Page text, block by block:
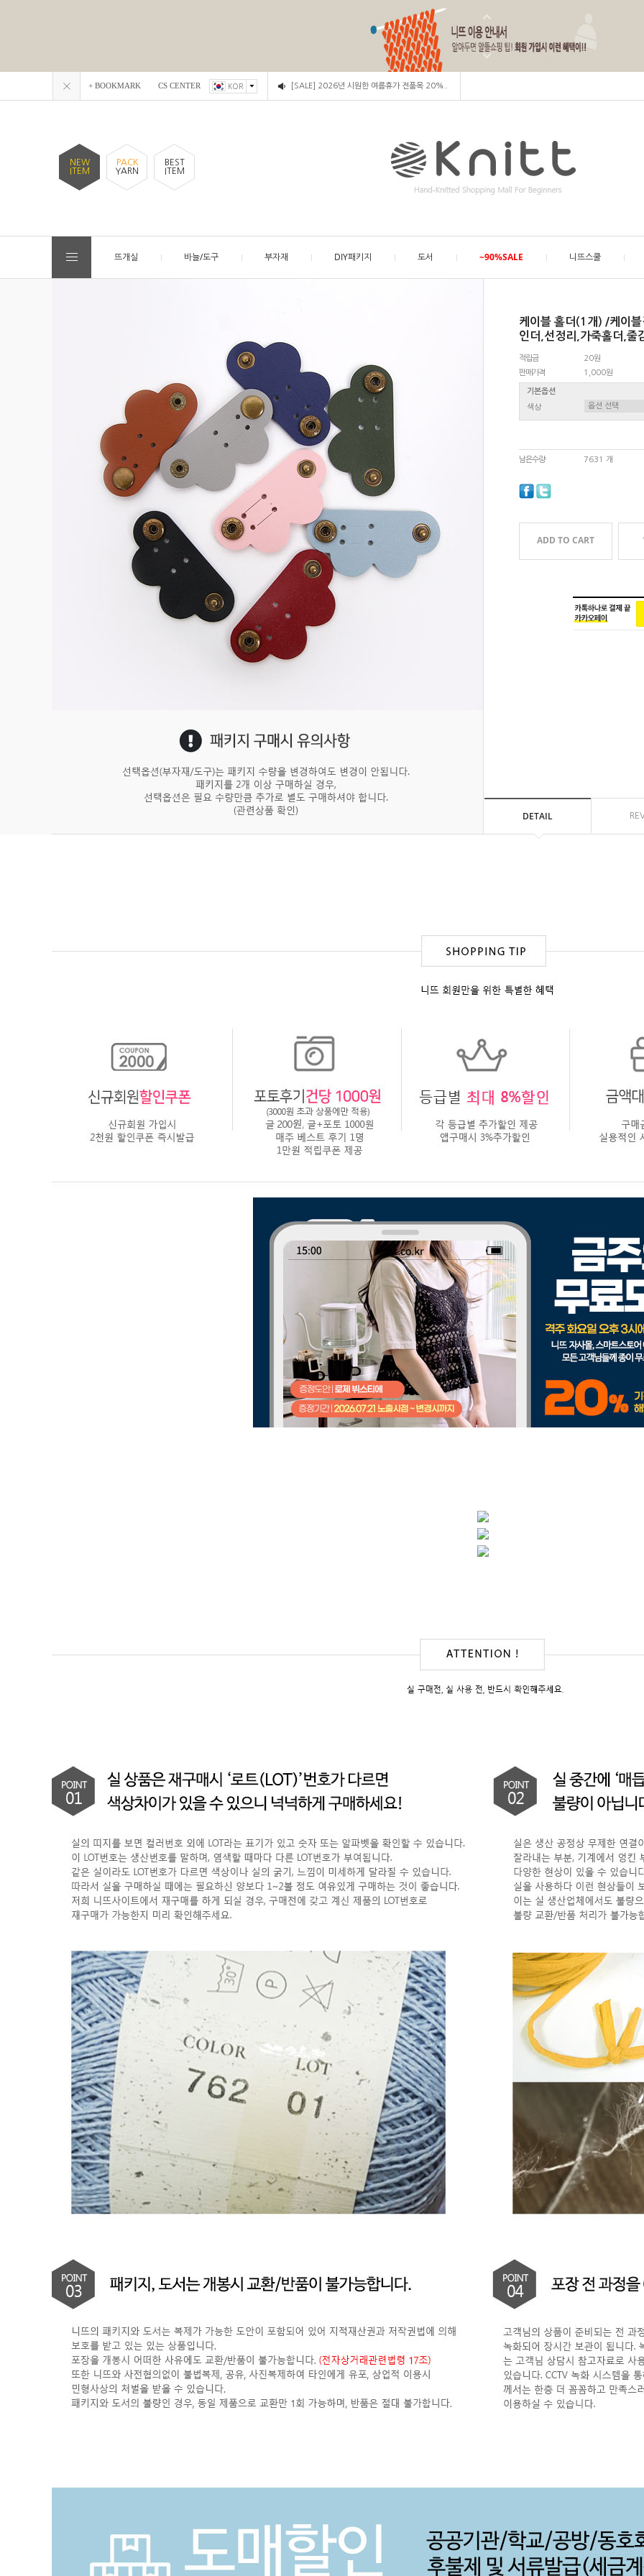
+ BOOKMARK CS CENTER KOR [SALE] 2026년 시원한 여름휴가 전품목 20%..
NEW
ITEM
PACK
YARN
BEST
ITEM
뜨개실 바늘/도구 부자재 DIY패키지 도서 ~90%SALE 니뜨스쿨
케이블 홀더(1개) /케이
인더,선정리,가죽홀더,줄
적립금
20원
판매가격
1,000원
기본옵션
색상
남은수량 7631 개
ADD TO CART
DETAIL